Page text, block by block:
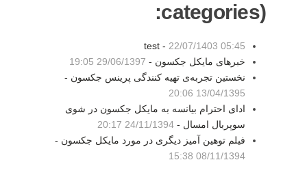
categories):
test - 22/07/1403 05:45
خبرهای مایکل جکسون - 29/06/1397 19:05
نخستین تجربه‌ی تهیه کنندگی پرینس جکسون -
13/04/1395 20:06
ادای احترام بیانسه به مایکل جکسون در شوی
سوپربال امسال - 24/11/1394 20:17
فیلم توهین آمیز دیگری در مورد مایکل جکسون -
08/11/1394 15:38